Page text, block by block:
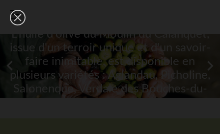

Les olives des Alpilles vous offrent une
huile d'olive d'une très grande qualité.
L'huile d'olive du Moulin du Calanquet,
issue d'un terroir unique et d'un savoir-
faire inimitable, est disponible en
plusieurs variétés : Aglandau, Picholine,
Salonenque, Verdale des Bouches-du-
